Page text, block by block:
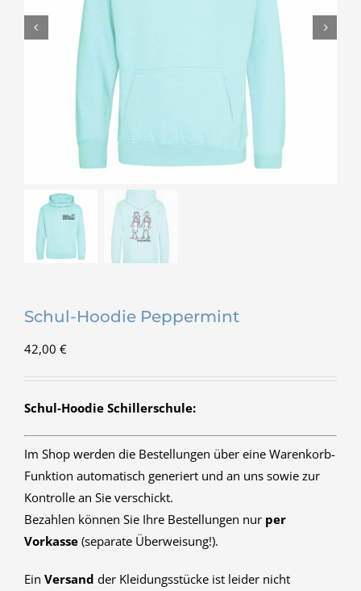
Schul-Hoodie Peppermint
42,00 €
Schul-Hoodie Schillerschule:
Im Shop werden die Bestellungen über eine Warenkorb-
Funktion automatisch generiert und an uns sowie zur
Kontrolle an Sie verschickt.
Bezahlen können Sie Ihre Bestellungen nur per
Vorkasse (separate Überweisung!).
Ein Versand der Kleidungsstücke ist leider nicht